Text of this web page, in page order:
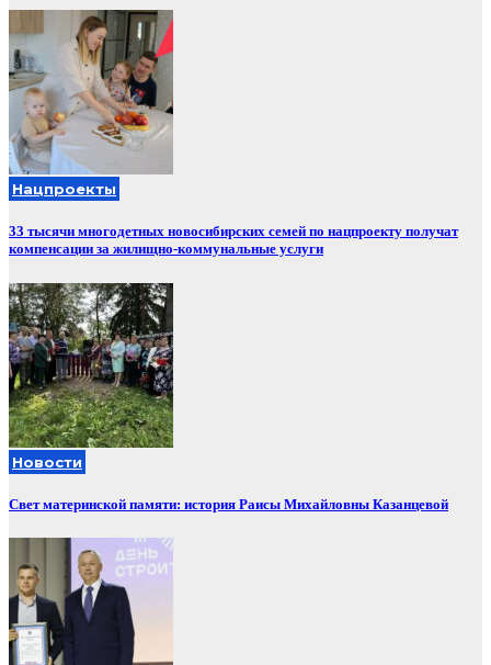
Нацпроекты
33 тысячи многодетных новосибирских семей по нацпроекту получат
компенсации за жилищно-коммунальные услуги
Новости
Свет материнской памяти: история Раисы Михайловны Казанцевой